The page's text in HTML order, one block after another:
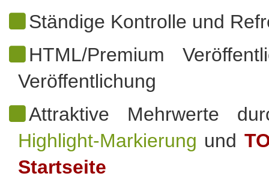
Ständige Kontrolle und
HTML/Premium
Veröffentlichung
Attraktive Mehrwerte
Highlight-Markierung und
Startseite